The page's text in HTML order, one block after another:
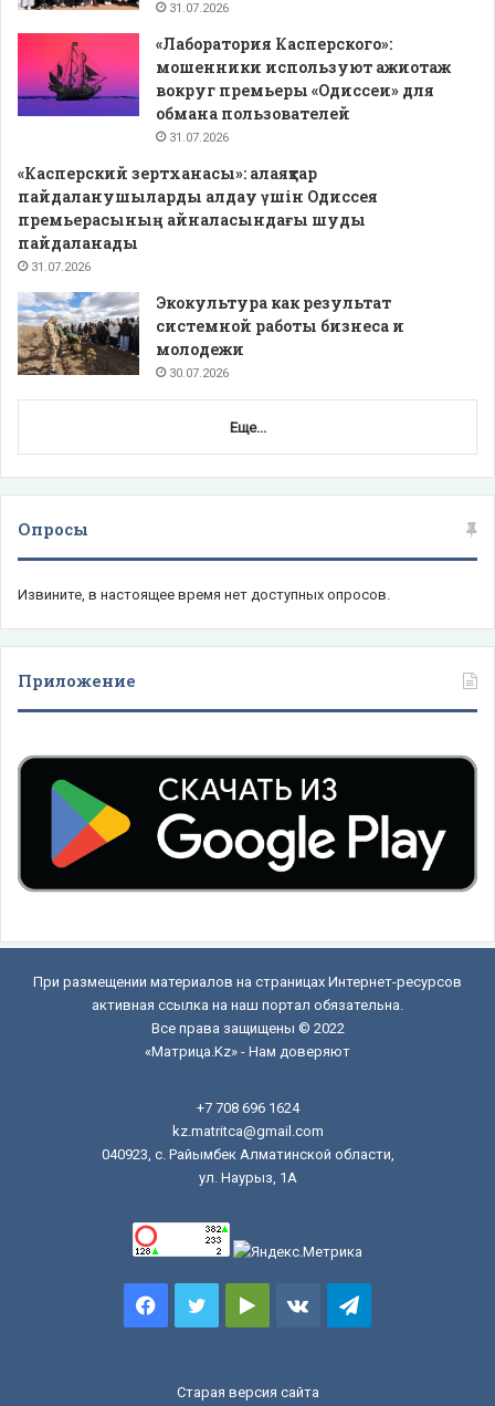
31.07.2026
«Лаборатория Касперского»:
мошенники используют ажиотаж
вокруг премьеры «Одиссеи» для
обмана пользователей
31.07.2026
«Касперский зертханасы»: алаяқтар
пайдаланушыларды алдау үшін Одиссея
премьерасының айналасындағы шуды
пайдаланады
31.07.2026
Экокультура как результат
системной работы бизнеса и
молодежи
30.07.2026
Еще...
Опросы
Извините, в настоящее время нет доступных опросов.
Приложение
При размещении материалов на страницах Интернет-ресурсов
активная ссылка на наш портал обязательна.
Все права защищены © 2022
«Матрица.Kz» - Нам доверяют
+7 708 696 1624
kz.matritca@gmail.com
040923, с. Райымбек Алматинской области,
ул. Наурыз, 1А
FacebookTwitterGoogle vk.comTelegram
Старая версия сайта